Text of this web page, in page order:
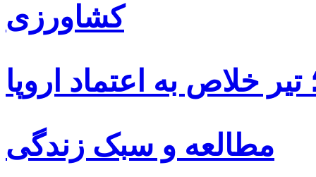
کشاورزی
خلاص به اعتماد اروپا
مطالعه و سبک زندگی